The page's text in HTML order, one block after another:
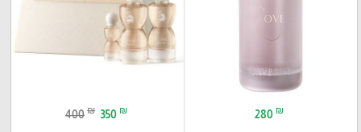
280 ₪
400 ₪ 350 ₪